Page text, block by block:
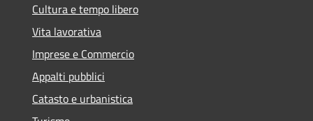
Cultura e tempo libero
Vita lavorativa
Imprese e Commercio
Appalti pubblici
Catasto e urbanistica